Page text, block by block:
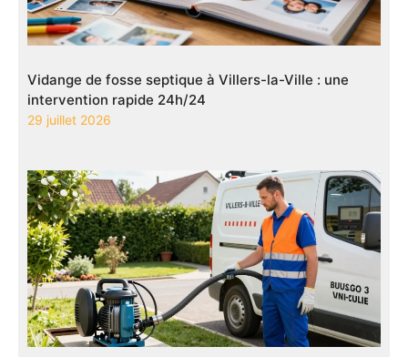
Vidange de fosse septique à Villers-la-Ville : une
intervention rapide 24h/24
29 juillet 2026